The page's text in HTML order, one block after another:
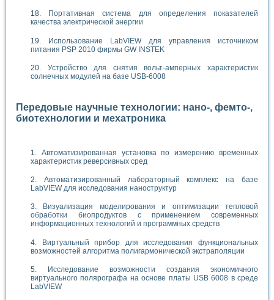
Портативная система для определения показателей
качества электрической энергии
Использование LabVIEW для управления источником
питания PSP 2010 фирмы GW INSTEK
Устройство для снятия вольт-амперных характеристик
солнечных модулей на базе USB-6008
Передовые научные технологии: нано-, фемто-,
биотехнологии и мехатроника
Автоматизированная установка по измерению временных
характеристик реверсивных сред
Автоматизированный лабораторный комплекс на базе
LabVIEW для исследования наноструктур
Визуализация моделирования и оптимизации тепловой
обработки биопродуктов с применением современных
информационных технологий и программных средств
Виртуальный прибор для исследования функциональных
возможностей алгоритма полигармонической экстраполяции
Исследование возможности создания экономичного
виртуального полярографа на основе платы USB 6008 в среде
LabVIEW